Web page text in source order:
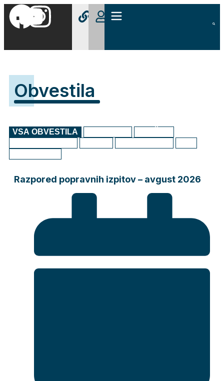
Obvestila
VSA OBVESTILA
Razpored popravnih izpitov – avgust 2026